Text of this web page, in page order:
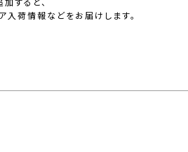
すると、
入荷情報などをお届けします。